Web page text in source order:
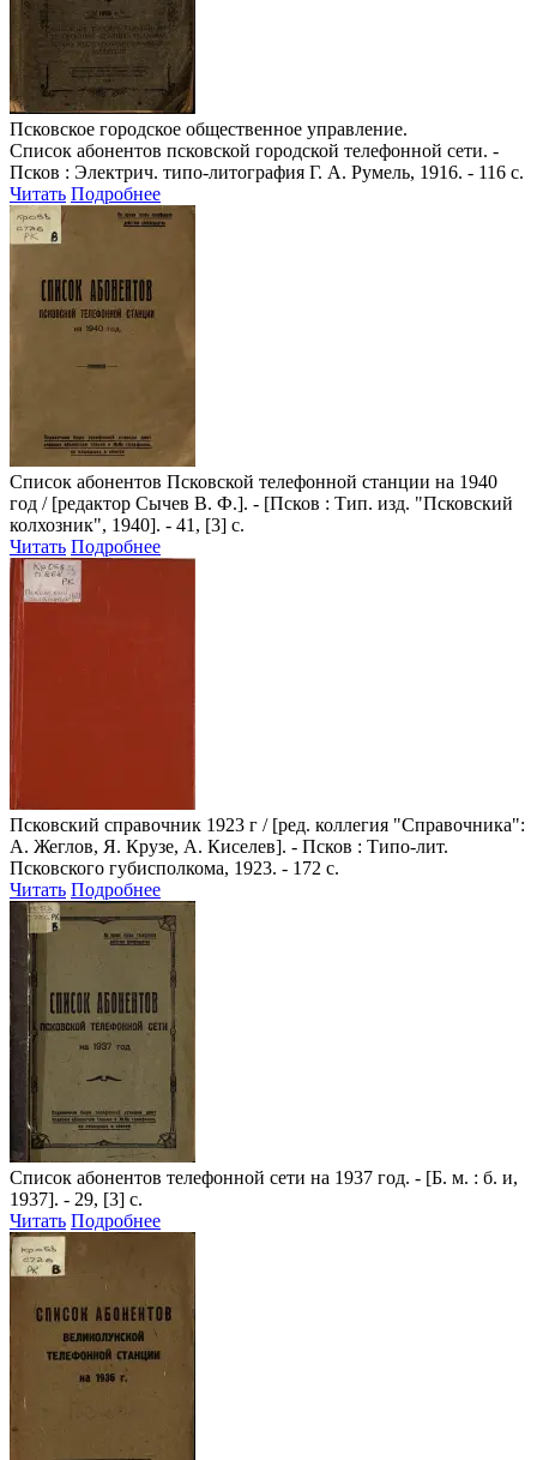
Псковское городское общественное управление.
Список абонентов псковской городской телефонной сети. -
Псков : Электрич. типо-литография Г. А. Румель, 1916. - 116 с.
Читать Подробнее
Список абонентов Псковской телефонной станции на 1940
год / [редактор Сычев В. Ф.]. - [Псков : Тип. изд. "Псковский
колхозник", 1940]. - 41, [3] с.
Читать Подробнее
Псковский справочник 1923 г / [ред. коллегия "Справочника":
А. Жеглов, Я. Крузе, А. Киселев]. - Псков : Типо-лит.
Псковского губисполкома, 1923. - 172 с.
Читать Подробнее
Список абонентов телефонной сети на 1937 год. - [Б. м. : б. и,
1937]. - 29, [3] с.
Читать Подробнее